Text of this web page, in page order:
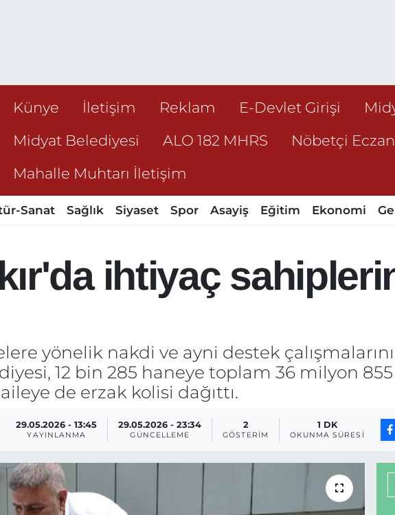
Künye İletişim Reklam E-Devlet Girişi
Midyat Belediyesi
ALO 182 MHRS Nöbetçi
Mahalle Muhtarı İletişim
Sanat Sağlık Siyaset Spor Asayiş Eğitim Ekonomi
ihtiyaç
yönelik nakdi ve ayni destek
12 bin 285 haneye toplam 36 milyon
aileye de erzak kolisi dağıttı.
29.05.2026 - 13:45
YAYINLANMA
29.05.2026 - 23:34
GÜNCELLEME
2
GÖSTERIM
1 DK
OKUNMA SÜRESI